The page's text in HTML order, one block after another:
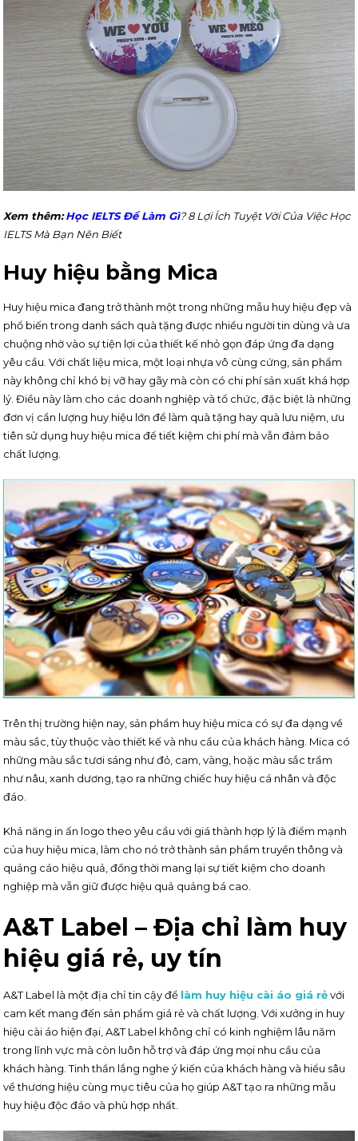
Xem thêm: Học IELTS Để Làm Gì? 8 Lợi Ích Tuyệt Vời Của Việc Học
IELTS Mà Bạn Nên Biết
Huy hiệu bằng Mica
Huy hiệu mica đang trở thành một trong những mẫu huy hiệu đẹp và
phổ biến trong danh sách quà tặng được nhiều người tin dùng và ưa
chuộng nhờ vào sự tiện lợi của thiết kế nhỏ gọn đáp ứng đa dạng
yêu cầu.Với chất liệu mica, một loại nhựa vô cùng cứng, sản phẩm
này không chỉ khó bị vỡ hay gãy mà còn có chi phí sản xuất khá hợp
lý.Điều này làm cho các doanh nghiệp và tổ chức, đặc biệt là những
đơn vị cần lượng huy hiệu lớn để làm quà tặng hay quà lưu niệm, ưu
tiên sử dụng huy hiệu mica để tiết kiệm chi phí mà vẫn đảm bảo
chất lượng.
Trên thị trường hiện nay, sản phẩm huy hiệu mica có sự đa dạng về
màu sắc, tùy thuộc vào thiết kế và nhu cầu của khách hàng. Mica có
những màu sắc tươi sáng như đỏ, cam, vàng, hoặc màu sắc trầm
như nâu, xanh dương, tạo ra những chiếc huy hiệu cá nhân và độc
đáo.
Khả năng in ấn logo theo yêu cầu với giá thành hợp lý là điểm mạnh
của huy hiệu mica, làm cho nó trở thành sản phẩm truyền thông và
quảng cáo hiệu quả, đồng thời mang lại sự tiết kiệm cho doanh
nghiệp mà vẫn giữ được hiệu quả quảng bá cao.
A&T Label – Địa chỉ làm huy
hiệu giá rẻ, uy tín
A&T Label là một địa chỉ tin cậy để làm huy hiệu cài áo giá rẻvới
cam kết mang đến sản phẩm giá rẻ và chất lượng. Với xưởng in huy
hiệu cài áo hiện đại, A&T Label không chỉ có kinh nghiệm lâu năm
trong lĩnh vực mà còn luôn hỗ trợ và đáp ứng mọi nhu cầu của
khách hàng. Tinh thần lắng nghe ý kiến của khách hàng và hiểu sâu
về thương hiệu cùng mục tiêu của họ giúp A&T tạo ra những mẫu
huy hiệu độc đáo và phù hợp nhất.